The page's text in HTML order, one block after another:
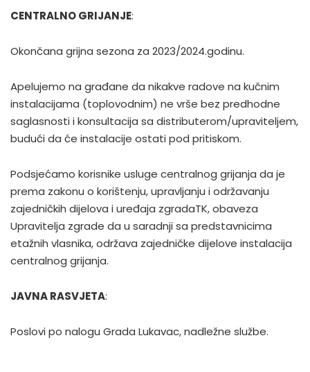
CENTRALNO GRIJANJE:
Okončana grijna sezona za 2023/2024.godinu.
Apelujemo na građane da nikakve radove na kučnim
instalacijama (toplovodnim) ne vrše bez predhodne
saglasnosti i konsultacija sa distributerom/upraviteljem,
budući da će instalacije ostati pod pritiskom.
Podsjećamo korisnike usluge centralnog grijanja da je
prema zakonu o korištenju, upravljanju i održavanju
zajedničkih dijelova i uređaja zgradaTK, obaveza
Upravitelja zgrade da u saradnji sa predstavnicima
etažnih vlasnika, održava zajedničke dijelove instalacija
centralnog grijanja.
JAVNA RASVJETA:
Poslovi po nalogu Grada Lukavac, nadležne službe.